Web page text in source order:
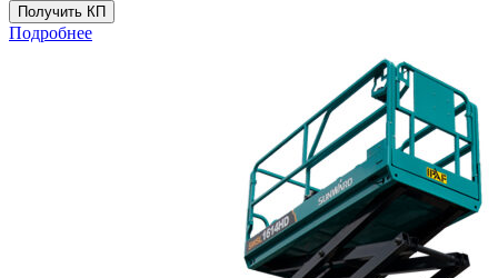
Получить КП
Подробнее